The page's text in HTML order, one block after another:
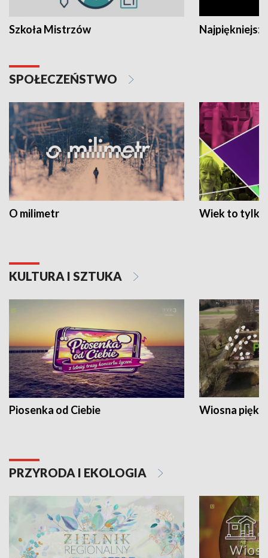
Szkoła Mistrzów
SPOŁECZEŃSTWO
O milimetr Wiek to tylko
KULTURA I SZTUKA
Piosenka od Ciebie Wiosna
PRZYRODA I EKOLOGIA